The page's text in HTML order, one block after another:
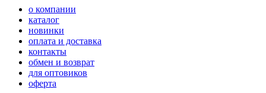
о компании
каталог
новинки
оплата и доставка
контакты
обмен и возврат
для оптовиков
оферта